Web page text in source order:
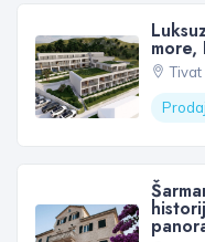
more,
Tivat